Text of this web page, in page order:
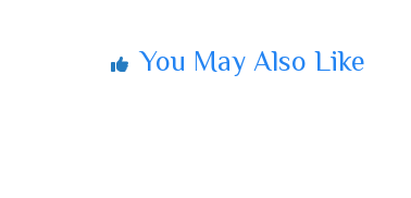
You May Also Like